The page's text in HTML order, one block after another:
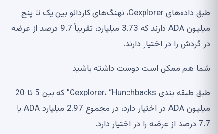
طبق داده‌های Cexplorer، نهنگ‌های کاردانو بین یک تا پنج
میلیون ADA دارند که 3.73 میلیارد، تقریباً 9.7 درصد از عرضه
در گردش را در اختیار دارند.
شما هم ممکن است دوست داشته باشید
طبق طبقه بندی Cexplorer، “Hunchbacks” که بین 5 تا 20
میلیون ADA در اختیار دارد، در مجموع 2.97 میلیارد ADA یا
7.7 درصد از عرضه را در اختیار دارد.